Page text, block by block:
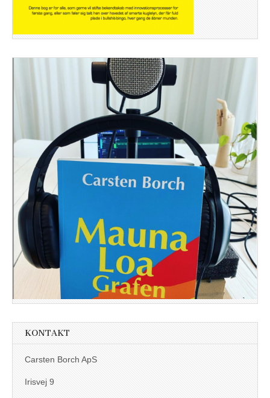
KONTAKT
Carsten Borch ApS
Irisvej 9